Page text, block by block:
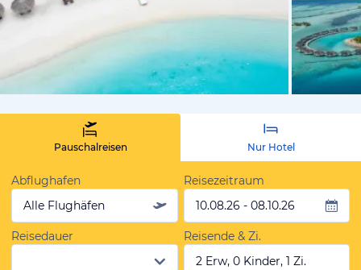
vom
Pauschalreisen Nur Hotel
Abflughafen
Alle Flughäfen
Reisezeitraum
10.08.26 - 08.10.26
Reisedauer
Reisende & Zi.
2 Erw, 0 Kinder, 1 Zi.